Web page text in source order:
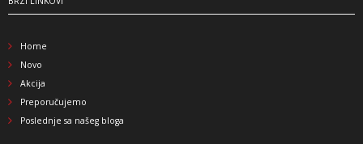
Home
Novo
Akcija
Preporučujemo
Poslednje sa našeg bloga